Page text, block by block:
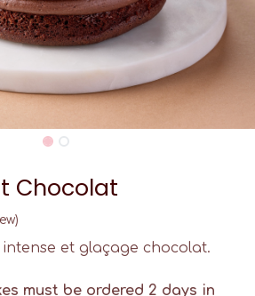
Chocolat
et glaçage chocolat.
must be ordered 2 days in